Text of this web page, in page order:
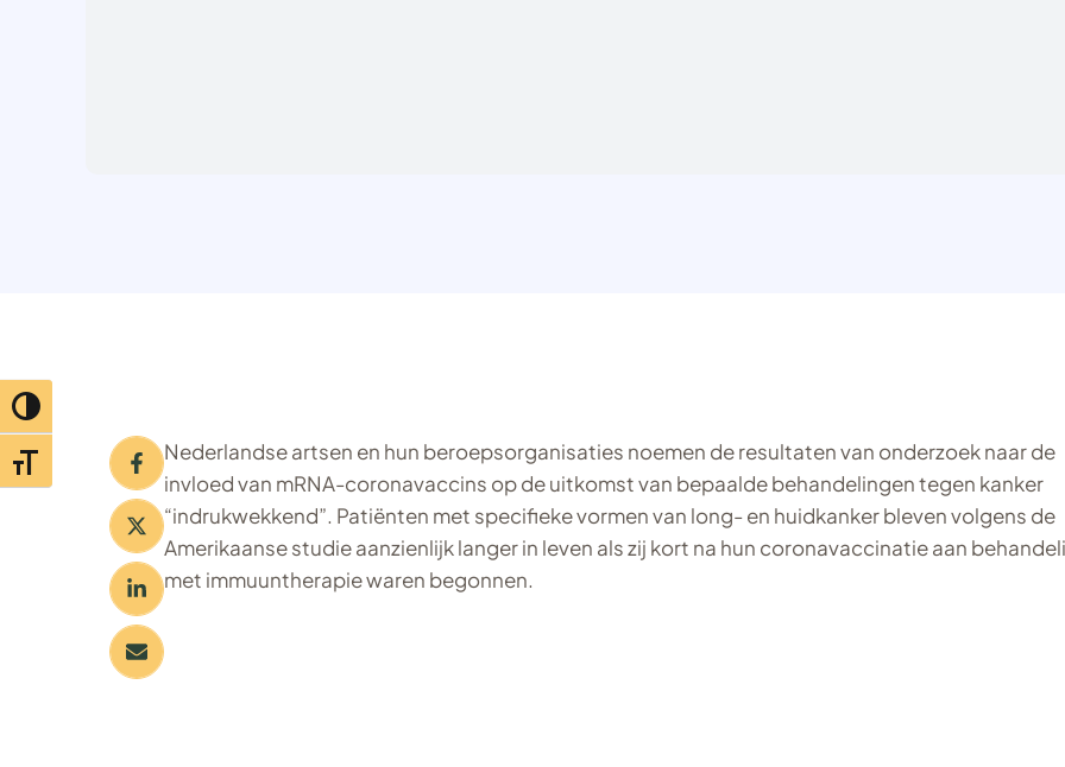
Toggle hoog contrast
Toggle lettertypegrootte
Nederlandse artsen en hun beroepsorganisaties noemen de resultaten van onderzoek naar de
invloed van mRNA-coronavaccins op de uitkomst van bepaalde behandelingen tegen kanker
“indrukwekkend”. Patiënten met specifieke vormen van long- en huidkanker bleven volgens de
Amerikaanse studie aanzienlijk langer in leven als zij kort na hun coronavaccinatie aan
met immuuntherapie waren begonnen.